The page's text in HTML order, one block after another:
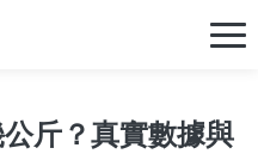
斤？真實數據與